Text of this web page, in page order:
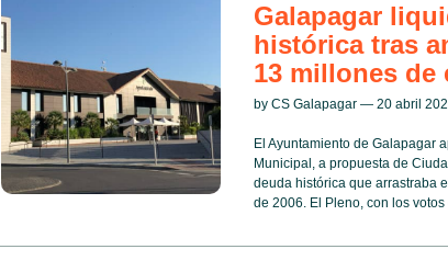
Galapagar
histórica tras
13 millones de
by CS Galapagar — 20 abril
El Ayuntamiento de Galapagar
Municipal, a propuesta de
deuda histórica que arrastraba
de 2006. El Pleno, con los votos